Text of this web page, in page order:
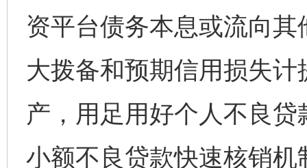
资平台债务本息或流向
大拨备和预期信用损失
产，用足用好个人不良
小额不良贷款快速核销